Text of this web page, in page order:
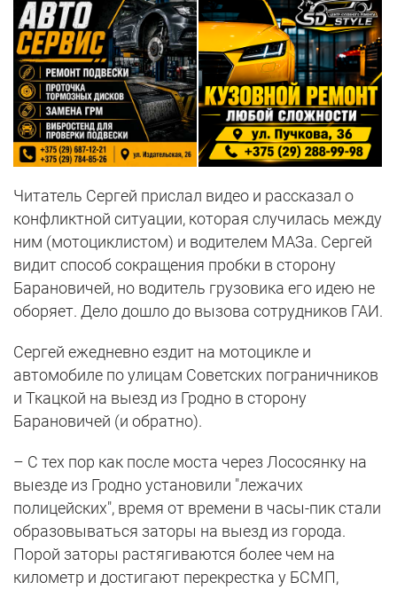
Читатель Сергей прислал видео и рассказал о
конфликтной ситуации, которая случилась между
ним (мотоциклистом) и водителем МАЗа. Сергей
видит способ сокращения пробки в сторону
Барановичей, но водитель грузовика его идею не
оборяет. Дело дошло до вызова сотрудников ГАИ.
Сергей ежедневно ездит на мотоцикле и
автомобиле по улицам Советских пограничников
и Ткацкой на выезд из Гродно в сторону
Барановичей (и обратно).
– С тех пор как после моста через Лососянку на
выезде из Гродно установили "лежачих
полицейских", время от времени в часы-пик стали
образовываться заторы на выезд из города.
Порой заторы растягиваются более чем на
километр и достигают перекрестка у БСМП,